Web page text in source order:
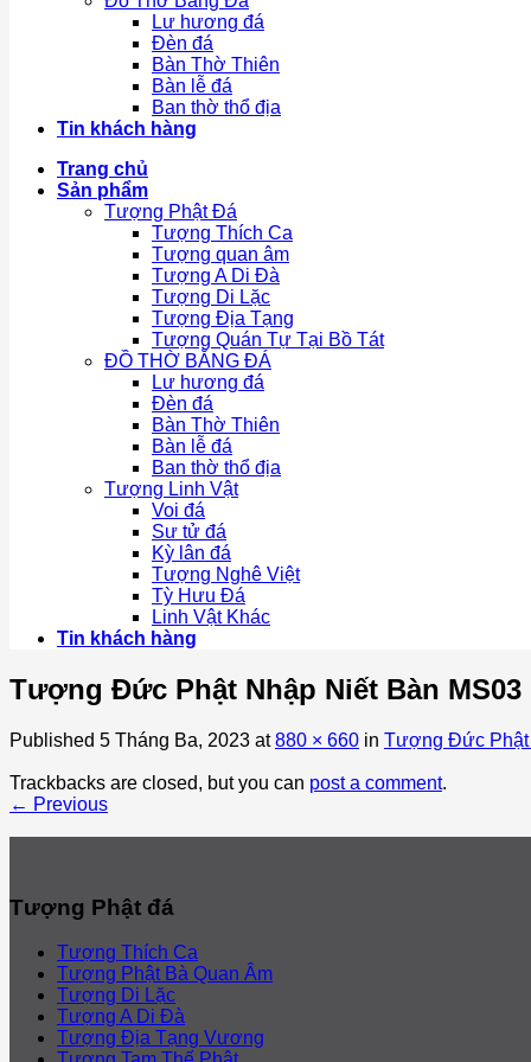
Lư hương đá
Đèn đá
Bàn Thờ Thiên
Bàn lễ đá
Ban thờ thổ địa
Tin khách hàng
Trang chủ
Sản phẩm
Tượng Phật Đá
Tượng Thích Ca
Tượng quan âm
Tượng A Di Đà
Tượng Di Lặc
Tượng Địa Tạng
Tượng Quán Tự Tại Bồ Tát
ĐỒ THỜ BẰNG ĐÁ
Lư hương đá
Đèn đá
Bàn Thờ Thiên
Bàn lễ đá
Ban thờ thổ địa
Tượng Linh Vật
Voi đá
Sư tử đá
Kỳ lân đá
Tượng Nghê Việt
Tỳ Hưu Đá
Linh Vật Khác
Tin khách hàng
Tượng Đức Phật Nhập Niết Bàn MS03
Published 5 Tháng Ba, 2023 at880 × 660 in Tượng Đức Phật
Trackbacks are closed, but you can post a comment.
← Previous
Tượng Phật đá
Tượng Thích Ca
Tượng Phật Bà Quan Âm
Tượng Di Lặc
Tượng A Di Đà
Tượng Địa Tạng Vương